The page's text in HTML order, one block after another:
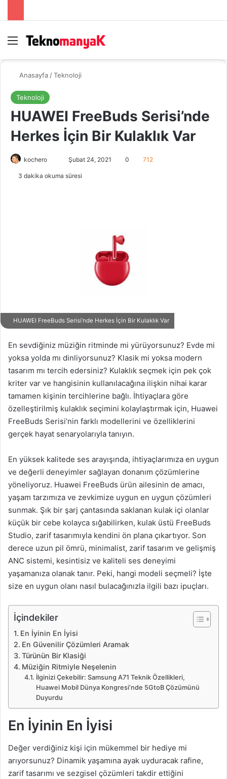
Menü
Anasayfa /Teknoloji
Teknoloji
HUAWEI FreeBuds Serisi’nde
Herkes İçin Bir Kulaklık Var
kochero Şubat 24, 2021 0 712
3 dakika okuma süresi
HUAWEI FreeBuds Serisi’nde Herkes İçin Bir Kulaklık Var
En sevdiğiniz müziğin ritminde mi yürüyorsunuz? Evde mi
yoksa yolda mı dinliyorsunuz? Klasik mi yoksa modern
tasarım mı tercih edersiniz? Kulaklık seçmek için pek çok
kriter var ve hangisinin kullanılacağına ilişkin nihai karar
tamamen kişinin tercihlerine bağlı. İhtiyaçlara göre
özelleştirilmiş kulaklık seçimini kolaylaştırmak için, Huawei
FreeBuds Serisi’nin farklı modellerini ve özelliklerini
gerçek hayat senaryolarıyla tanıyın.
En yüksek kalitede ses arayışında, ihtiyaçlarımıza en uygun
ve değerli deneyimler sağlayan donanım çözümlerine
yöneliyoruz. Huawei FreeBuds ürün ailesinin de amacı,
yaşam tarzımıza ve zevkimize uygun en uygun çözümleri
sunmak. Şık bir şarj çantasında saklanan kulak içi olanlar
küçük bir cebe kolayca sığabilirken, kulak üstü FreeBuds
Studio, zarif tasarımıyla kendini ön plana çıkartıyor. Son
derece uzun pil ömrü, minimalist, zarif tasarım ve gelişmiş
ANC sistemi, kesintisiz ve kaliteli ses deneyimi
yaşamanıza olanak tanır. Peki, hangi modeli seçmeli? İşte
size en uygun olanı nasıl bulacağınızla ilgili bazı ipuçları.
İçindekiler
En İyinin En İyisi
En Güvenilir Çözümleri Aramak
Türünün Bir Klasiği
Müziğin Ritmiyle Neşelenin
İlginizi Çekebilir: Samsung A71 Teknik Özellikleri,
Huawei Mobil Dünya Kongresi’nde 5GtoB Çözümünü
Duyurdu
En İyinin En İyisi
Değer verdiğiniz kişi için mükemmel bir hediye mi
arıyorsunuz? Dinamik yaşamına ayak uyduracak rafine,
zarif tasarımı ve sezgisel çözümleri takdir ettiğini